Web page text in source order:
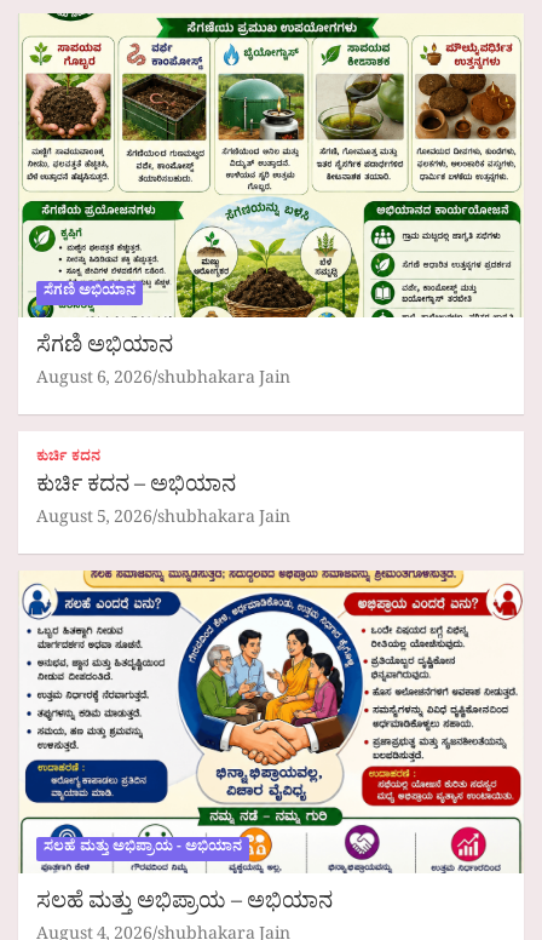
ಸೆಗಣಿ ಅಭಿಯಾನ
ಸೆಗಣಿ ಅಭಿಯಾನ
August 6, 2026 shubhakara Jain
ಕುರ್ಚಿ ಕದನ
ಕುರ್ಚಿ ಕದನ – ಅಭಿಯಾನ
August 5, 2026 shubhakara Jain
ಸಲಹೆ ಮತ್ತು ಅಭಿಪ್ರಾಯ - ಅಭಿಯಾನ
ಸಲಹೆ ಮತ್ತು ಅಭಿಪ್ರಾಯ – ಅಭಿಯಾನ